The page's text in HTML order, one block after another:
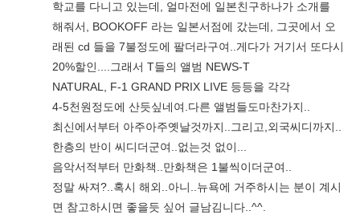
학교를 다니고 있는데, 얼마전에 일본친구하나가 소개를
해줘서, BOOKOFF 라는 일본서점에 갔는데, 그곳에서 오
래된 cd 들을 7불정도에 팔더라구여..게다가 거기서 또다시
20%할인....그래서 T들의 앨범 NEWS-T
NATURAL, F-1 GRAND PRIX LIVE 등등을 각각
4-5천원정도에 산듯싶네여.다른 앨범들도마찬가지..
최신에서부터 아주아주옛날것까지..그리고,외국씨디까지..
한층의 반이 씨디더군여..없는것 없이...
음악서적부터 만화책..만화책은 1불씩이더군여..
정말 싸져?..혹시 해외..아니..뉴욕에 거주하시는 분이 계시
면 참고하시면 좋을듯 싶어 글남김니다..^^.